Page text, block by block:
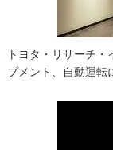
トヨタ・リサーチ
プメント、自動運